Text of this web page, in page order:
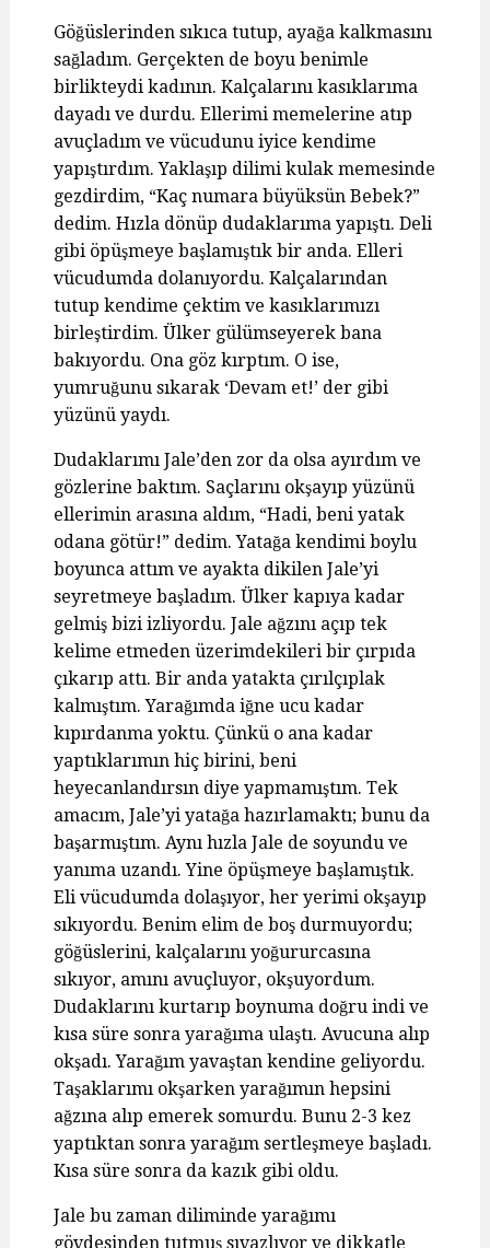
Göğüslerinden sıkıca tutup, ayağa kalkmasını
sağladım. Gerçekten de boyu benimle
birlikteydi kadının. Kalçalarını kasıklarıma
dayadı ve durdu. Ellerimi memelerine atıp
avuçladım ve vücudunu iyice kendime
yapıştırdım. Yaklaşıp dilimi kulak memesinde
gezdirdim, “Kaç numara büyüksün Bebek?”
dedim. Hızla dönüp dudaklarıma yapıştı. Deli
gibi öpüşmeye başlamıştık bir anda. Elleri
vücudumda dolanıyordu. Kalçalarından
tutup kendime çektim ve kasıklarımızı
birleştirdim. Ülker gülümseyerek bana
bakıyordu. Ona göz kırptım. O ise,
yumruğunu sıkarak ‘Devam et!’ der gibi
yüzünü yaydı.
Dudaklarımı Jale’den zor da olsa ayırdım ve
gözlerine baktım. Saçlarını okşayıp yüzünü
ellerimin arasına aldım, “Hadi, beni yatak
odana götür!” dedim. Yatağa kendimi boylu
boyunca attım ve ayakta dikilen Jale’yi
seyretmeye başladım. Ülker kapıya kadar
gelmiş bizi izliyordu. Jale ağzını açıp tek
kelime etmeden üzerimdekileri bir çırpıda
çıkarıp attı. Bir anda yatakta çırılçıplak
kalmıştım. Yarağımda iğne ucu kadar
kıpırdanma yoktu. Çünkü o ana kadar
yaptıklarımın hiç birini, beni
heyecanlandırsın diye yapmamıştım. Tek
amacım, Jale’yi yatağa hazırlamaktı; bunu da
başarmıştım. Aynı hızla Jale de soyundu ve
yanıma uzandı. Yine öpüşmeye başlamıştık.
Eli vücudumda dolaşıyor, her yerimi okşayıp
sıkıyordu. Benim elim de boş durmuyordu;
göğüslerini, kalçalarını yoğururcasına
sıkıyor, amını avuçluyor, okşuyordum.
Dudaklarını kurtarıp boynuma doğru indi ve
kısa süre sonra yarağıma ulaştı. Avucuna alıp
okşadı. Yarağım yavaştan kendine geliyordu.
Taşaklarımı okşarken yarağımın hepsini
ağzına alıp emerek somurdu. Bunu 2-3 kez
yaptıktan sonra yarağım sertleşmeye başladı.
Kısa süre sonra da kazık gibi oldu.
Jale bu zaman diliminde yarağımı
gövdesinden tutmuş sıvazlıyor ve dikkatle